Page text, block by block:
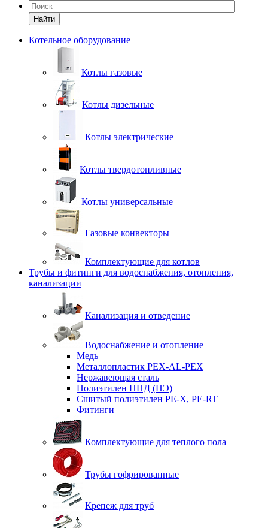
Найти
Котельное оборудование
Котлы газовые
Котлы дизельные
Котлы электрические
Котлы твердотопливные
Котлы универсальные
Газовые конвекторы
Комплектующие для котлов
Трубы и фитинги для водоснабжения, отопления,
канализации
Канализация и отведение
Водоснабжение и отопление
Медь
Металлопластик PEX-AL-PEX
Нержавеющая сталь
Полиэтилен ПНД (ПЭ)
Сшитый полиэтилен PE-X, PE-RT
Фитинги
Комплектующие для теплого пола
Трубы гофрированные
Крепеж для труб